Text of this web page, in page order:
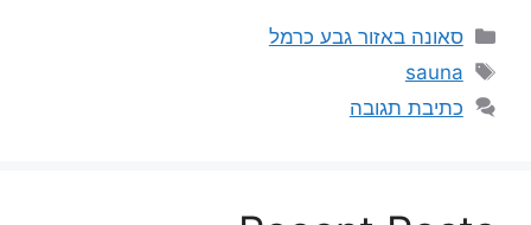
קטגוריות
סאונה באזור גבע כרמל
תגיות
sauna
כתיבת תגובה